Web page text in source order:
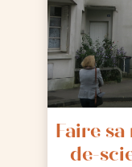
Faire
de-